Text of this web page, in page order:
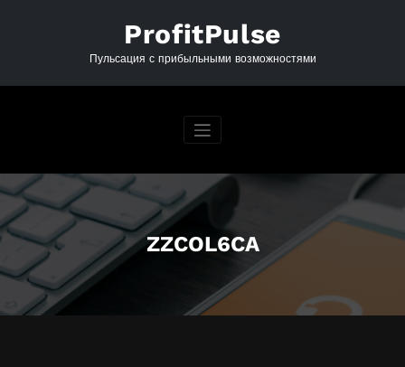
ProfitPulse
Пульсация с прибыльными возможностями
ZZCOL6CA